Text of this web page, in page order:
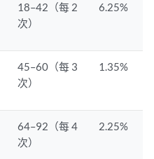
18–42（每 2
次）
6.25%
45–60（每 3
次）
1.35%
64–92（每 4
次）
2.25%